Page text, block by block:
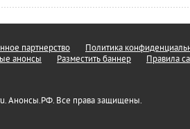
партнерство
Политика
анонсы Разместить баннер Правила
Анонсы.РФ. Все права защищены.